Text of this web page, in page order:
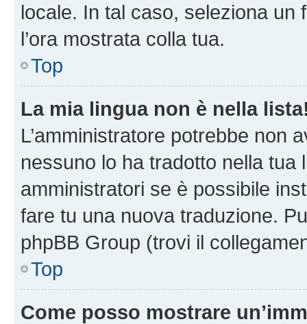
locale. In tal caso, seleziona
l’ora mostrata colla tua.
Top
La mia lingua non è nella
L’amministratore potrebbe non
nessuno lo ha tradotto nella tua
amministratori se è possibile
fare tu una nuova traduzione.
phpBB Group (trovi il
Top
Come posso mostrare